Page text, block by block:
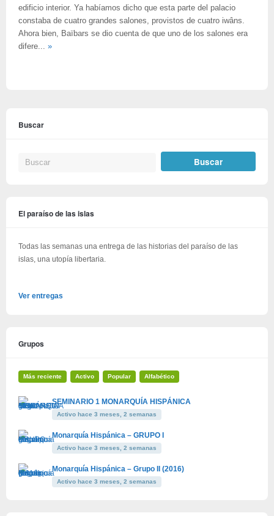
edificio interior. Ya habíamos dicho que esta parte del palacio
constaba de cuatro grandes salones, provistos de cuatro iwâns.
Ahora bien, Baïbars se dio cuenta de que uno de los salones era
difere... »
Buscar
El paraíso de las islas
Todas las semanas una entrega de las historias del paraíso de las
islas, una utopía libertaria.
Ver entregas
Grupos
Más reciente Activo Popular Alfabético
SEMINARIO 1 MONARQUÍA HISPÁNICA
Activo hace 3 meses, 2 semanas
Monarquía Hispánica – GRUPO I
Activo hace 3 meses, 2 semanas
Monarquía Hispánica – Grupo II (2016)
Activo hace 3 meses, 2 semanas